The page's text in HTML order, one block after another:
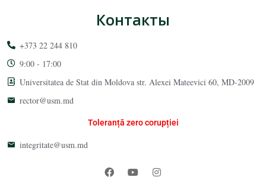
Контакты
+373 22 244 810
9:00 - 17:00
Universitatea de Stat din Moldova str. Alexei Mateevici 60, MD-2009
rector@usm.md
Toleranță zero corupției
integritate@usm.md